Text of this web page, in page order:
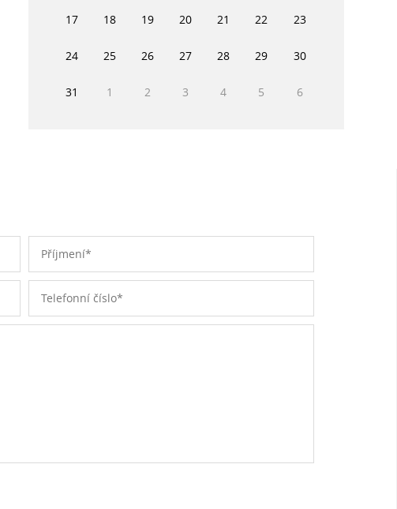
17 18 19 20 21 22 23
24 25 26 27 28 29 30
31 1 2 3 4 5 6